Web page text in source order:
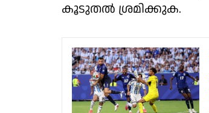
കൂടുതൽ ശ്രമിക്കുക.